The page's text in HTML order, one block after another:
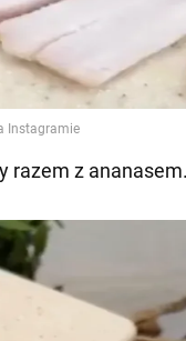
razem z